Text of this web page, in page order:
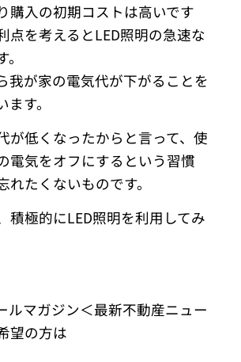
購入の初期コストは高いです
点を考えるとLED照明の急速な
我が家の電気代が下がることを
す。
が低くなったからと言って、使
電気をオフにするという習慣
れたくないものです。
積極的にLED照明を利用してみ
ルマガジン＜最新不動産ニュー
望の方は